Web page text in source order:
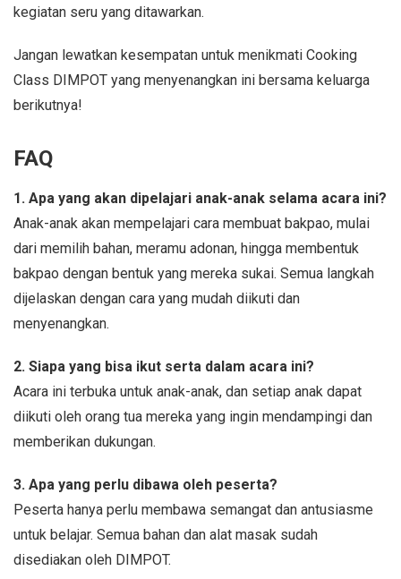
kegiatan seru yang ditawarkan.
Jangan lewatkan kesempatan untuk menikmati Cooking
Class DIMPOT yang menyenangkan ini bersama keluarga
berikutnya!
FAQ
1. Apa yang akan dipelajari anak-anak selama acara ini?
Anak-anak akan mempelajari cara membuat bakpao, mulai
dari memilih bahan, meramu adonan, hingga membentuk
bakpao dengan bentuk yang mereka sukai. Semua langkah
dijelaskan dengan cara yang mudah diikuti dan
menyenangkan.
2. Siapa yang bisa ikut serta dalam acara ini?
Acara ini terbuka untuk anak-anak, dan setiap anak dapat
diikuti oleh orang tua mereka yang ingin mendampingi dan
memberikan dukungan.
3. Apa yang perlu dibawa oleh peserta?
Peserta hanya perlu membawa semangat dan antusiasme
untuk belajar. Semua bahan dan alat masak sudah
disediakan oleh DIMPOT.